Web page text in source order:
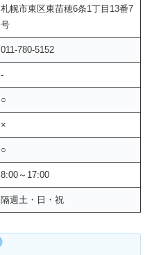
札幌市東区東苗穂6条1丁目13番7
号
011-780-5152
-
○
×
○
8:00～17:00
隔週土・日・祝